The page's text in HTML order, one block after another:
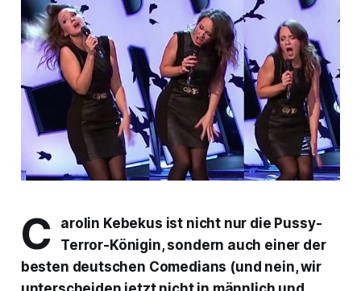
C
arolin Kebekus ist nicht nur die Pussy-
Terror-Königin, sondern auch einer der
besten deutschen Comedians (und nein, wir